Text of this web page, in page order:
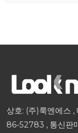
상호: (주)룩엔에스 ,
86-52783 , 통신판